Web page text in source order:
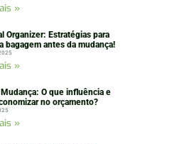
»
Organizer: Estratégias para
bagagem antes da mudança!
»
Mudança: O que influência e
no orçamento?
»